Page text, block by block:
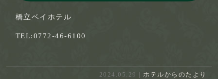
橋立ベイホテル
TEL:0772-46-6100
2024.05.29 |ホテルからのたより